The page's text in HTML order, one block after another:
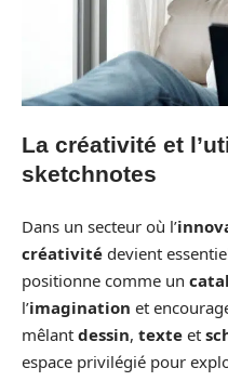
La créativité et
sketchnotes
Dans un secteur où l’
créativité devient
positionne comme un
l’imagination et
mêlant dessin, texte et
espace privilégié pour